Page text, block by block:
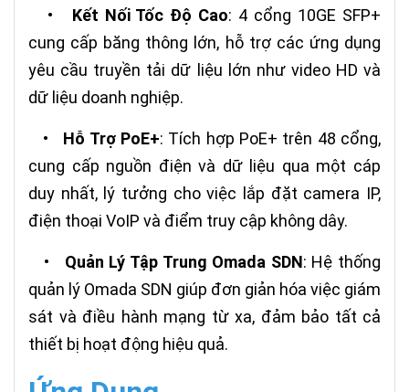
• Kết Nối Tốc Độ Cao: 4 cổng 10GE SFP+
cung cấp băng thông lớn, hỗ trợ các ứng dụng
yêu cầu truyền tải dữ liệu lớn như video HD và
dữ liệu doanh nghiệp.
• Hỗ Trợ PoE+: Tích hợp PoE+ trên 48 cổng,
cung cấp nguồn điện và dữ liệu qua một cáp
duy nhất, lý tưởng cho việc lắp đặt camera IP,
điện thoại VoIP và điểm truy cập không dây.
• Quản Lý Tập Trung Omada SDN: Hệ thống
quản lý Omada SDN giúp đơn giản hóa việc giám
sát và điều hành mạng từ xa, đảm bảo tất cả
thiết bị hoạt động hiệu quả.